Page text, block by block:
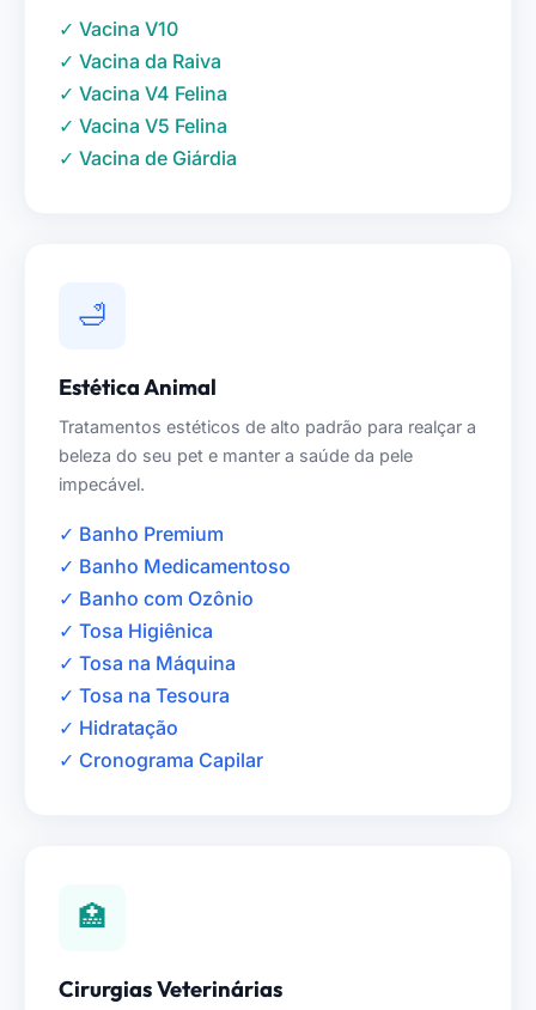
✓ Vacina V10
✓ Vacina da Raiva
✓ Vacina V4 Felina
✓ Vacina V5 Felina
✓ Vacina de Giárdia
🛁
Estética Animal
Tratamentos estéticos de alto padrão para realçar a
beleza do seu pet e manter a saúde da pele
impecável.
✓ Banho Premium
✓ Banho Medicamentoso
✓ Banho com Ozônio
✓ Tosa Higiênica
✓ Tosa na Máquina
✓ Tosa na Tesoura
✓ Hidratação
✓ Cronograma Capilar
🏥
Cirurgias Veterinárias